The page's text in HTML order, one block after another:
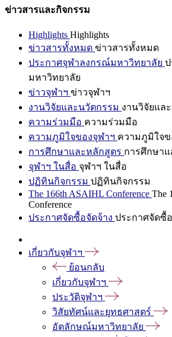
ข่าวสารและกิจกรรม
Highlights Highlights
ข่าวสารทั้งหมด ข่าวสารทั้งหมด
ประกาศจุฬาลงกรณ์มหาวิทยาลัย
มหาวิทยาลัย
ข่าวจุฬาฯ ข่าวจุฬาฯ
งานวิจัยและนวัตกรรม งานวิจัยแล
ความร่วมมือ ความร่วมมือ
ความภูมิใจของจุฬาฯ ความภูมิใจข
การศึกษาและหลักสูตร การศึกษา
จุฬาฯ ในสื่อ จุฬาฯ ในสื่อ
ปฏิทินกิจกรรม ปฏิทินกิจกรรม
The 166th ASAIHL Conference The
Conference
ประกาศจัดซื้อจัดจ้าง ประกาศจัดซื้
เกี่ยวกับจุฬาฯ
ย้อนกลับ
เกี่ยวกับจุฬาฯ
ประวัติจุฬาฯ
วิสัยทัศน์และยุทธศาสตร์
อัตลักษณ์มหาวิทยาลัย